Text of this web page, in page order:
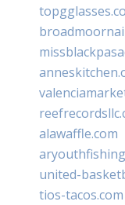
alawaffle.com
united-
tios-tacos.com